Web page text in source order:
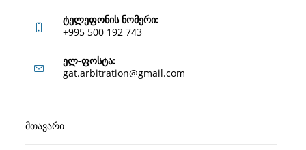
ტელეფონის ნომერი:
+995 500 192 743
in
application
ელ-ფოსტა:
gat.arbitration@gmail.com
მთავარი